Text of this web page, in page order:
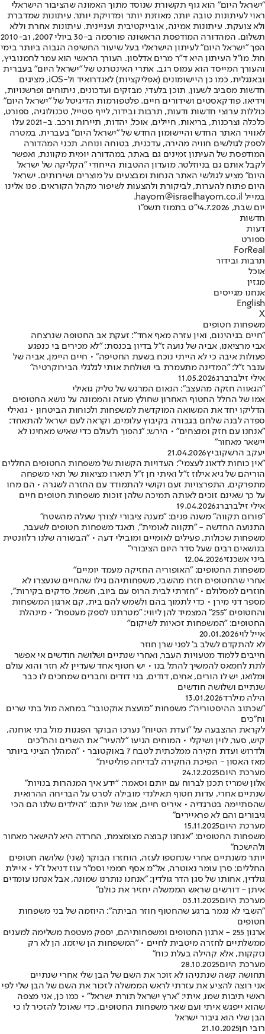
"ישראל היום" הוא גוף תקשורת שנוסד מתוך האמונה שהציבור הישראלי
ראוי לעיתונות טובה יותר, מאוזנת יותר ומדויקת יותר. עיתונות שמדברת
ולא צועקת. עיתונות אמינה, אובייקטיבית ועניינית. עיתונות אחרת וללא
תשלום. המהדורה המודפסת הראשונה פורסמה ב-30 ביולי 2007, וב-2010
הפך "ישראל היום" לעיתון הישראלי בעל שיעור החשיפה הגבוה ביותר בימי
חול. מו"ל העיתון היא ד"ר מרים אדלסון. העורך הראשי הוא עמר לחמנוביץ,
והעורך המייסד הוא עמוס רגב. אתרי האינטרנט של "ישראל היום" בעברית
ובאנגלית, כמו כן היישומונים (אפליקציות) לאנדרואיד ול-iOS, מציגים
חדשות מסביב לשעון, תוכן בלעדי, מבזקים ועדכונים, ניתוחים ופרשנויות,
וידיאו, פודקאסטים ושידורים חיים. פלטפורמות הדיגיטל של "ישראל היום"
כוללות ערוצי חדשות ודעות, תרבות ובידור, לייף סטייל, טכנולוגיה, ספורט,
כלכלה וצרכנות, בריאות, חיילים, אוכל, יהדות, תיירות ורכב. ב-2021 עלו
לאוויר האתר החדש והיישומון החדש של "ישראל היום" בעברית, במטרה
לספק לגולשים חוויה מהירה, עדכנית, בטוחה ונוחה. תכני המהדורה
המודפסת של העיתון זמינים גם באתר, במהדורה יומית מקוונת, ואפשר
לקבל אותם גם בניוזלטר. מועדון ההטבות הייחודי "הקליקה של ישראל
היום" מציע לגולשי האתר הנחות ומבצעים על מוצרים ושירותים. ישראל
היום פתוח להערות, לביקורת ולהצעות לשיפור מקהל הקוראים. פנו אלינו
במייל hayom@israelhayom.co.il.
יום שבת, 4.7.2026
י"ט בתמוז תשפ"ו
חדשות
דעות
ספורט
ForReal
תרבות ובידור
אוכל
מגזין
אנחנו מגייסים
English
X
משפחות חטופים
"חיים בגיהינום, ואין עזרה מאף אחד": זעקת אב החטופה שנרצחה
אבי מרציאנו, אביה של נועה ז"ל בדיון בכנסת: "לא מכירים בי כנפגע
פעולות איבה כי לא הייתי נוכח בשעת החטיפה" • חיים היימן, אביה של
ענבר ז"ל: "המדינה מתעמרת בי ושולחת אותי לגלגלי הבירוקרטיה"
אילי זילברברג11.05.2026
"הגאווה חזקה מהעצב": הנאום המרגש של טליק גואילי
אמו של החלל החטוף האחרון שחולץ מעזה והממונה על נושא החטופים
הדליקו יחד את המשואה המוקדשת למשפחות ולכוחות הביטחון • גואילי
ספדה לבנה שלחם בגבורה בקיבוץ עלומים, וקראה לעם ישראל להתאחד:
"אנחנו עם חזק ומנצחים" • הירש: "נהפוך ת'עולם כדי שאיש מאחינו לא
יישאר מאחור"
יעקב הרשקוביץ21.04.2026
"אין כוחות לדאוג לעצמי": העדויות הקשות של משפחות החטופים החללים
הוריהם של גיא אילוז ז"ל ואיתי חן ז"ל תיארו מציאות של תאי משפחה
מתפרקים, התפרצויות זעם וקושי להתמודד עם החזרה לשגרה • הם מחו
על כך שאינם זוכים לאותה תמיכה שלהן זוכות משפחות חטופים חיים
אילי זילברברג19.04.2026
"פורום תקווה" משנה פנים: "מענה ציבורי לצורך שעלה מהשטח"
התנועה החדשה - "תקווה לאומית", תאגד משפחות חטופים לשעבר,
משפחות שכולות, פעילים לאומיים ומובילי דעה • "הבשורה שלנו רלוונטית
בנושאים רבים שעל סדר היום הציבורי"
ביני אשכנזי12.04.2026
משפחות החטופים: "האופוריה החזיקה מעמד יומיים"
אחרי שהחטופים חזרו מהשבי, משפחותיהם גילו שהחיים שנעצרו לא
חוזרים למסלולם • "חזרתי לבית הרוס עם ביוב, חשמל, סדקים בקירות",
מספר דני מירן • כדי לתמוך בהם ולשמש להם בית, קם ארגון המשפחות
והחטופים "255" המצמיד להן ליווי: "מטרתנו לספק מעטפת" • מינהלת
החטופים: "המשפחות זכאיות לשיקום"
אייל לוי20.01.2026
לא להתקדם לשלב ב' לפני שרן חוזר
חייבים ללמוד מטעויות העבר, ואחרי שנתיים ושלושה חודשים אי אפשר
לתת לחמאס להמשיך להתל בנו • יש חטוף אחד שעדיין לא חזר והוא עולם
ומלואו, יש לו הורים, אחים, דודים, בני דודים וחברים שמחכים לו כבר
שנתיים ושלושה חודשים
הילה מילרד13.01.2026
"שכתוב ההיסטוריה": משפחות "מועצת אוקטובר" במחאה מול בתי שרים
וח"כים
לקראת ההצבעה על "ועדת הטיוח" נערכו הבוקר הפגנות מול בתי אוחנה,
קיש, סער, לוין ושיקלי • המוחים הגיעו "להעיר" את השרים והח"כים
ולדרוש ועדת חקירה ממלכתית לטבח 7 באוקטובר • "המהלך הציני ביותר
מאז האסון - הפיכת החקירה לבדיחה פוליטית"
מערכת היום24.12.2025
אלון שמריז תכנן לברוח עם יותם וסאמר: “ידע איך המנהרות בנויות”
שנתיים אחרי, עדות חטוף תאילנדי מובילה לסרט על הבריחה ההרואית
שהסתיימה בטרגדיה • איריס חיים, אמו של יותם: “הילדים שלנו הם הכי
גיבורים והם לא פראיירים”
מערכת היום15.11.2025
משפחות החטופים: "אנחנו קבוצה מצומצמת, החרדה היא להישאר מאחור
ולהישכח"
יותר משנתיים אחרי שנחטפו לעזה, הוחזרו הבוקר (שני) שלושה חטופים
החללים: סרן עומר נאוטרה, אל"מ אסף חממי וסמ"ר עוז דניאל ז"ל • איילת
גולדין, אחותו של סגן הדר גולדין: "אנחנו נותרנו שמונה, אבל אנחנו עומדים
איתן - דורשים שראש הממשלה יחזיר את כולם"
מערכת היום03.11.2025
"השבי לא נגמר ברגע שהחטוף חוזר הביתה": היוזמה של בני משפחות
חטופים
ארגון 255 - ארגון החטופים ומשפחותיהם, יספק מעטפת משלימה למענים
ממשלתיים לחזרה מיטבית לחיים • "המשפחות הן שיזמו. הן לא רק
נזקקות, אלא קהילה בעלת כוח"
מערכת היום28.10.2025
תחושה קשה שנתניהו לא זוכר את השם של הבן שלי אחרי שנתיים
אני רוצה להציע את עזרתי לראש הממשלה לזכור את השם של הבן שלי לפי
ראשי תיבות שמו, איתי: "ארץ ישראל תורת ישראל" • כמו כן, אני מצפה
שהוא ייפגש איתי ועם שאר משפחות החטופים, כדי שאוכל להזכיר לו כי
הבן שלי הוא גיבור ישראל
רובי חן21.10.2025